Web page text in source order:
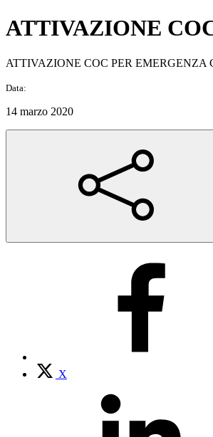
ATTIVAZIONE
ATTIVAZIONE COC PER EMERGENZA
Data:
14 marzo 2020
X